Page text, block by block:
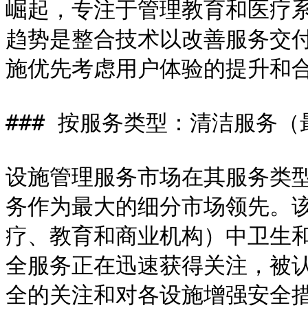
崛起，专注于管理教育和医疗
趋势是整合技术以改善服务交
施优先考虑用户体验的提升和
### 按服务类型：清洁服务（
设施管理服务市场在其服务类
务作为最大的细分市场领先。
疗、教育和商业机构）中卫生
全服务正在迅速获得关注，被
全的关注和对各设施增强安全